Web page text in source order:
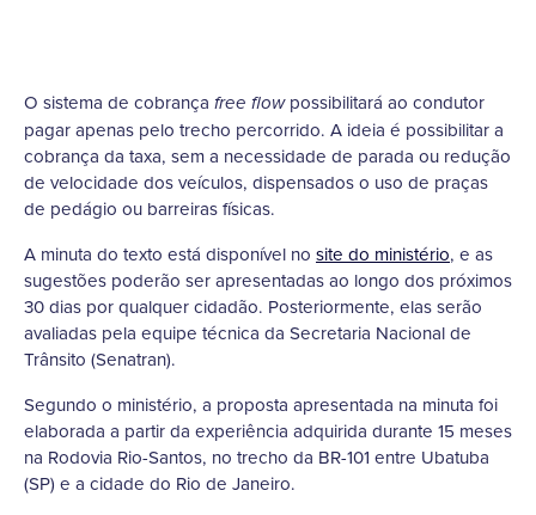
O sistema de cobrança free flowpossibilitará ao condutor
pagar apenas pelo trecho percorrido. A ideia é possibilitar a
cobrança da taxa, sem a necessidade de parada ou redução
de velocidade dos veículos, dispensados o uso de praças
de pedágio ou barreiras físicas.
A minuta do texto está disponível no site do ministério, e as
sugestões poderão ser apresentadas ao longo dos próximos
30 dias por qualquer cidadão. Posteriormente, elas serão
avaliadas pela equipe técnica da Secretaria Nacional de
Trânsito (Senatran).
Segundo o ministério, a proposta apresentada na minuta foi
elaborada a partir da experiência adquirida durante 15 meses
na Rodovia Rio-Santos, no trecho da BR-101 entre Ubatuba
(SP) e a cidade do Rio de Janeiro.